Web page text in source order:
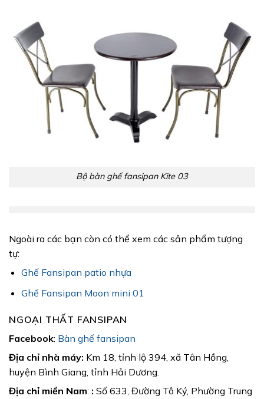
Bộ bàn ghế fansipan Kite 03
Ngoài ra các bạn còn có thể xem các sản phẩm tượng
tự:
Ghế Fansipan patio nhựa
Ghế Fansipan Moon mini 01
NGOẠI THẤT FANSIPAN
Facebook: Bàn ghế fansipan
Địa chỉ nhà máy: Km 18, tỉnh lộ 394, xã Tân Hồng,
huyện Bình Giang, tỉnh Hải Dương.
Địa chỉ miền Nam: : Số 633, Đường Tô Ký, Phường Trung